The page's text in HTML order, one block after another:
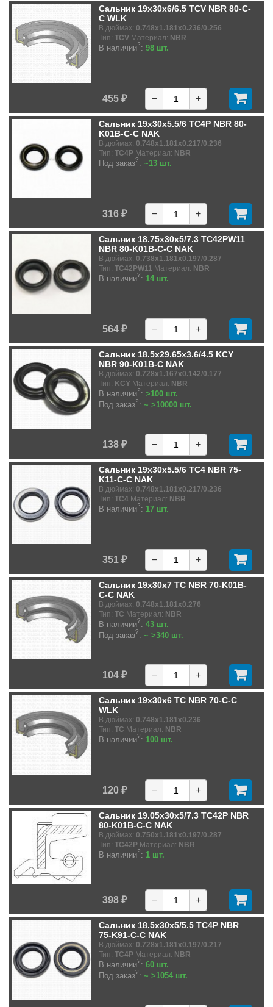
Сальник 19x30x6/6.5 TCV NBR 80-C-
C WLK
В дюймах: 0.748x1.181x0.236/0.256
Тип: TCV Материал: NBR
В наличии?: 98 шт.
455 ₽ − +
Сальник 19x30x5.5/6 TC4P NBR 80-
K01B-C-C NAK
В дюймах: 0.748x1.181x0.217/0.236
Тип: TC4P Материал: NBR
Под заказ?: ~13 шт.
316 ₽ − +
Сальник 18.75x30x5/7.3 TC42PW11
NBR 80-K01B-C-C NAK
В дюймах: 0.738x1.181x0.197/0.287
Тип: TC42PW11 Материал: NBR
В наличии?: 14 шт.
564 ₽ − +
Сальник 18.5x29.65x3.6/4.5 KCY
NBR 90-K01B-C NAK
В дюймах: 0.728x1.167x0.142/0.177
Тип: KCY Материал: NBR
В наличии?: >100 шт.
Под заказ?: ~ >10000 шт.
138 ₽ − +
Сальник 19x30x5.5/6 TC4 NBR 75-
K11-C-C NAK
В дюймах: 0.748x1.181x0.217/0.236
Тип: TC4 Материал: NBR
В наличии?: 17 шт.
351 ₽ − +
Сальник 19x30x7 TC NBR 70-K01B-
C-C NAK
В дюймах: 0.748x1.181x0.276
Тип: TC Материал: NBR
В наличии?: 43 шт.
Под заказ?: ~ >340 шт.
104 ₽ − +
Сальник 19x30x6 TC NBR 70-C-C
WLK
В дюймах: 0.748x1.181x0.236
Тип: TC Материал: NBR
В наличии?: 100 шт.
120 ₽ − +
Сальник 19.05x30x5/7.3 TC42P NBR
80-K01B-C-C NAK
В дюймах: 0.750x1.181x0.197/0.287
Тип: TC42P Материал: NBR
В наличии?: 1 шт.
398 ₽ − +
Сальник 18.5x30x5/5.5 TC4P NBR
75-K91-C-C NAK
В дюймах: 0.728x1.181x0.197/0.217
Тип: TC4P Материал: NBR
В наличии?: 60 шт.
Под заказ?: ~ >1054 шт.